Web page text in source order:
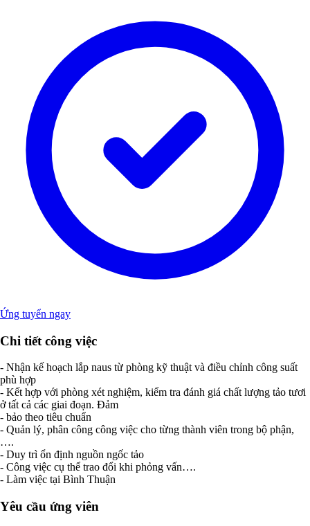
Ứng tuyển ngay
Chi tiết công việc
- Nhận kế hoạch lắp naus từ phòng kỹ thuật và điều chỉnh công suất
phù hợp
- Kết hợp với phòng xét nghiệm, kiểm tra đánh giá chất lượng tảo tươi
ở tất cả các giai đoạn. Đảm
- bảo theo tiêu chuẩn
- Quản lý, phân công công việc cho từng thành viên trong bộ phận,
….
- Duy trì ổn định nguồn ngốc tảo
- Công việc cụ thể trao đổi khi phỏng vấn….
- Làm việc tại Bình Thuận
Yêu cầu ứng viên